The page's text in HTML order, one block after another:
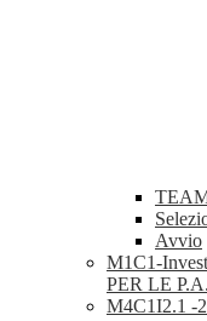
Avvio
M1C1-
PER LE
M4C1I2.1 -